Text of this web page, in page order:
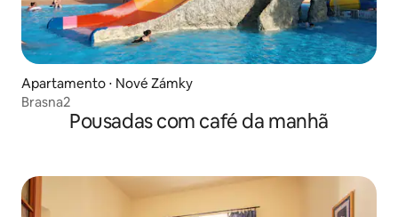
Apartamento ⋅ Nové Zámky
Brasna2
Pousadas com café da manhã